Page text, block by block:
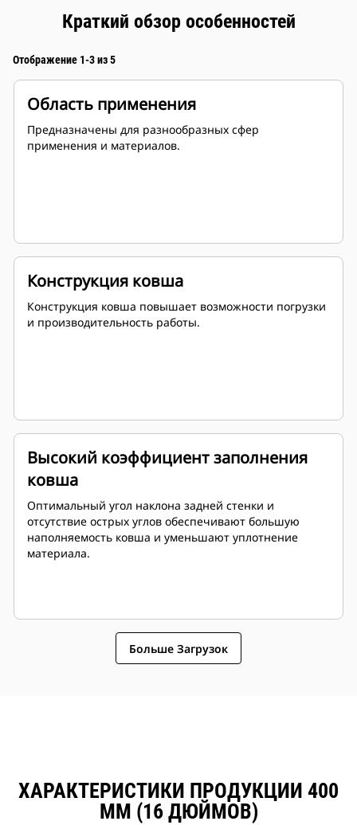
Краткий обзор особенностей
Отображение 1-3 из 5
Область применения
Предназначены для разнообразных сфер
применения и материалов.
Конструкция ковша
Конструкция ковша повышает возможности погрузки
и производительность работы.
Высокий коэффициент заполнения
ковша
Оптимальный угол наклона задней стенки и
отсутствие острых углов обеспечивают большую
наполняемость ковша и уменьшают уплотнение
материала.
Больше Загрузок
ХАРАКТЕРИСТИКИ ПРОДУКЦИИ 400
ММ (16 ДЮЙМОВ)